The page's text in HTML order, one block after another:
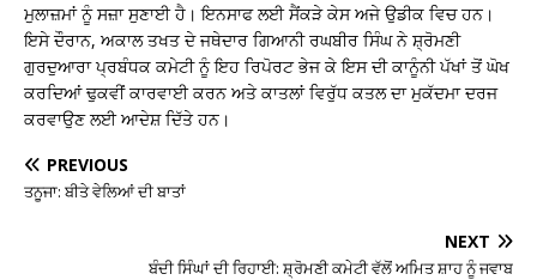
ਮੁਲਾਜ਼ਮਾਂ ਨੂੰ ਸਜ਼ਾ ਸੁਣਾਈ ਹੈ। ਇਨਸਾਫ ਲਈ ਸੈਂਕੜੇ ਕੇਸ ਅਜੇ ਉਡੀਕ ਵਿਚ ਹਨ।
ਇਸੇ ਦੌਰਾਨ, ਅਕਾਲ ਤਖਤ ਦੇ ਜਥੇਦਾਰ ਗਿਆਨੀ ਰਘਬੀਰ ਸਿੰਘ ਨੇ ਸ਼੍ਰੋਮਣੀ
ਗੁਰਦੁਆਰਾ ਪ੍ਰਬੰਧਕ ਕਮੇਟੀ ਨੂੰ ਇਹ ਰਿਪੋਰਟ ਭੇਜ ਕੇ ਇਸ ਦੀ ਕਾਨੂੰਨੀ ਪੱਖਾਂ ਤੋਂ ਘੋਖ
ਕਰਦਿਆਂ ਢੁਕਵੀਂ ਕਾਰਵਾਈ ਕਰਨ ਅਤੇ ਕਾਤਲਾਂ ਵਿਰੁੱਧ ਕਤਲ ਦਾ ਮੁਕੱਦਮਾ ਦਰਜ
ਕਰਵਾਉਣ ਲਈ ਆਦੇਸ਼ ਦਿੱਤੇ ਹਨ।
PREVIOUS
ਤਨੂਜਾ: ਬੀਤੇ ਵੇਲਿਆਂ ਦੀ ਬਾਤਾਂ
NEXT
ਬੰਦੀ ਸਿੰਘਾਂ ਦੀ ਰਿਹਾਈ: ਸ਼੍ਰੋਮਣੀ ਕਮੇਟੀ ਵੱਲੋਂ ਅਮਿਤ ਸ਼ਾਹ ਨੂੰ ਜਵਾਬ